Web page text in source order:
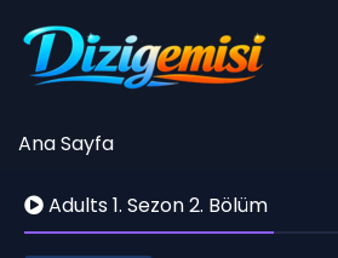
Ana Sayfa
Adults 1. Sezon 2. Bölüm